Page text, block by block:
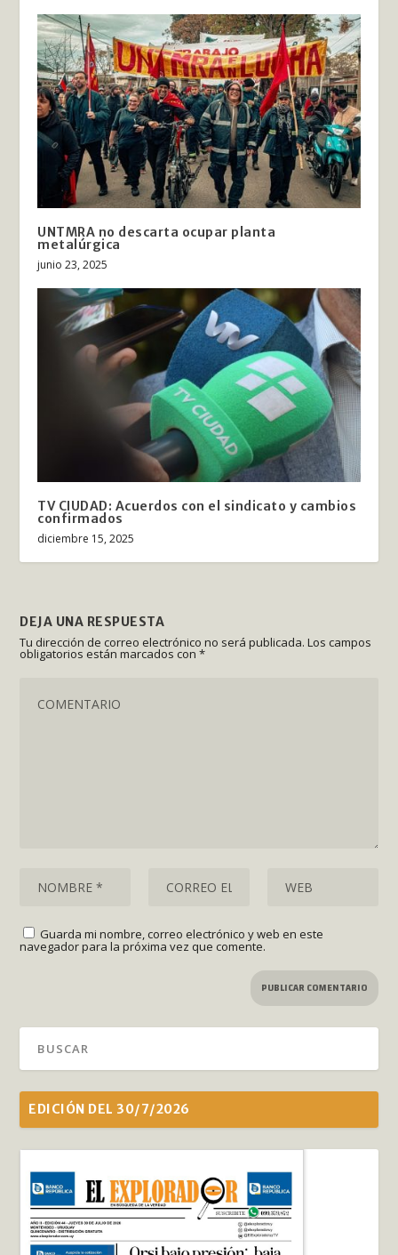
UNTMRA no descarta ocupar planta
metalúrgica
junio 23, 2025
TV CIUDAD: Acuerdos con el sindicato y cambios
confirmados
diciembre 15, 2025
DEJA UNA RESPUESTA
Tu dirección de correo electrónico no será publicada. Los campos
obligatorios están marcados con*
Guarda mi nombre, correo electrónico y web en este
navegador para la próxima vez que comente.
EDICIÓN DEL 30/7/2026